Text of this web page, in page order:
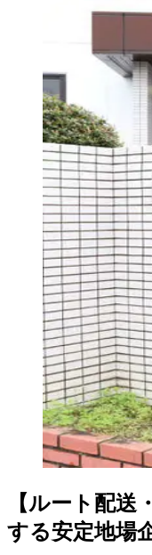
【ルート配送
する安定地場